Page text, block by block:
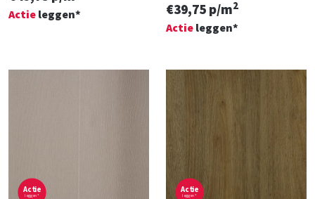
Actie leggen* €39,75 p/m2
Actie leggen*
Actie
leggen*
Actie
leggen*